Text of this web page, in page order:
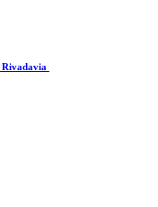
Rivadavia